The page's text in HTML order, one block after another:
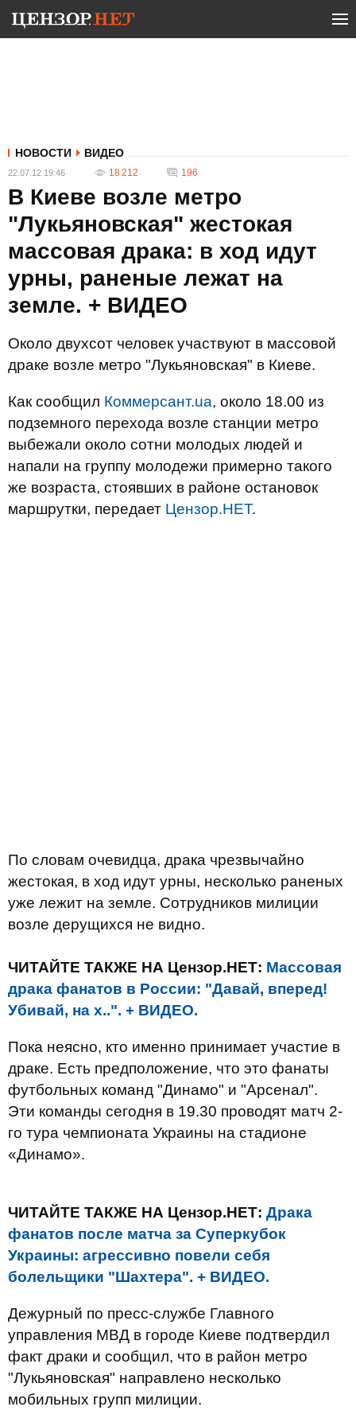
НОВОСТИ ВИДЕО
22.07.12 19:46 18 212 196
В Киеве возле метро
"Лукьяновская" жестокая
массовая драка: в ход идут
урны, раненые лежат на
земле. + ВИДЕО
Около двухсот человек участвуют в массовой
драке возле метро "Лукьяновская" в Киеве.
Как сообщил Коммерсант.ua, около 18.00 из
подземного перехода возле станции метро
выбежали около сотни молодых людей и
напали на группу молодежи примерно такого
же возраста, стоявших в районе остановок
маршрутки, передает Цензор.НЕТ.
По словам очевидца, драка чрезвычайно
жестокая, в ход идут урны, несколько раненых
уже лежит на земле. Сотрудников милиции
возле дерущихся не видно.
ЧИТАЙТЕ ТАКЖЕ НА Цензор.НЕТ: Массовая
драка фанатов в России: "Давай, вперед!
Убивай, на х..". + ВИДЕО.
Пока неясно, кто именно принимает участие в
драке. Есть предположение, что это фанаты
футбольных команд "Динамо" и "Арсенал".
Эти команды сегодня в 19.30 проводят матч 2-
го тура чемпионата Украины на стадионе
«Динамо».
ЧИТАЙТЕ ТАКЖЕ НА Цензор.НЕТ: Драка
фанатов после матча за Суперкубок
Украины: агрессивно повели себя
болельщики "Шахтера". + ВИДЕО.
Дежурный по пресс-службе Главного
управления МВД в городе Киеве подтвердил
факт драки и сообщил, что в район метро
"Лукьяновская" направлено несколько
мобильных групп милиции.